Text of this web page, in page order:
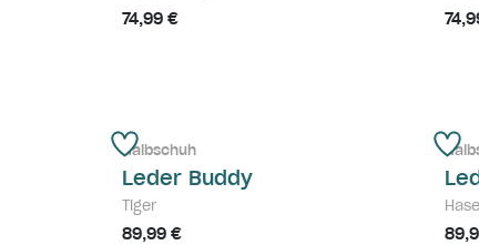
74,99 €
Halbschuh
Leder Buddy
Tiger
89,99 €
Hase